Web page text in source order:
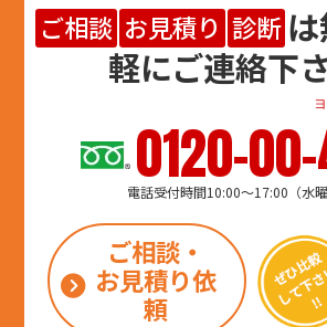
ご相談 お見積り 診断 は
軽にご連絡下
0120-
ヨイ
電話受付時間10:00～17:00（水曜
ご相談・
お見積り依
頼